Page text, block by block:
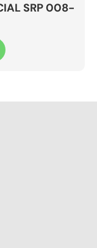
SRP 008-